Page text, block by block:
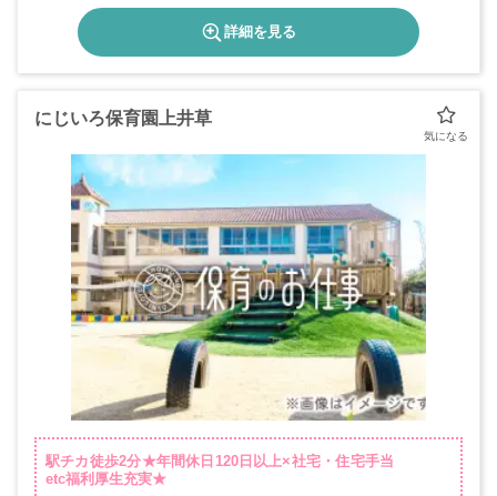
詳細を見る
にじいろ保育園上井草
駅チカ徒歩2分★年間休日120日以上×社宅・住宅手当
etc福利厚生充実★